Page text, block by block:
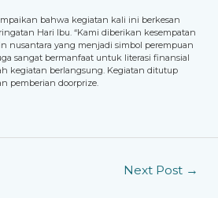
bahwa kegiatan kali ini berkesan
Hari Ibu. “Kami diberikan kesempatan
nusantara yang menjadi simbol perempuan
sangat bermanfaat untuk literasi finansial
kegiatan berlangsung. Kegiatan ditutup
pemberian doorprize.
Next Post →